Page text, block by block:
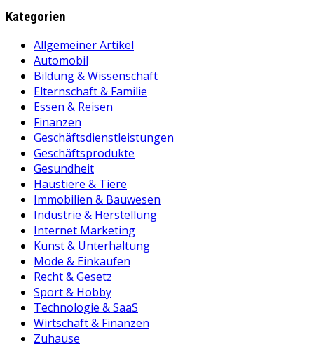
Kategorien
Allgemeiner Artikel
Automobil
Bildung & Wissenschaft
Elternschaft & Familie
Essen & Reisen
Finanzen
Geschäftsdienstleistungen
Geschäftsprodukte
Gesundheit
Haustiere & Tiere
Immobilien & Bauwesen
Industrie & Herstellung
Internet Marketing
Kunst & Unterhaltung
Mode & Einkaufen
Recht & Gesetz
Sport & Hobby
Technologie & SaaS
Wirtschaft & Finanzen
Zuhause